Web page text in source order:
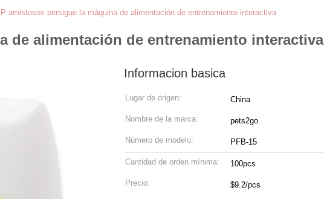
amistosos persigue la máquina de alimentación de entrenamiento interactiva
de alimentación de entrenamiento interactiva
Informacion basica
Lugar de origen: China
Nombre de la marca: pets2go
Número de modelo: PFB-15
Cantidad de orden mínima: 100pcs
Precio: $9.2/pcs